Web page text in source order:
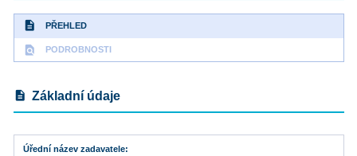
description PŘEHLED
find_in_page PODROBNOSTI
description Základní údaje
Úřední název zadavatele